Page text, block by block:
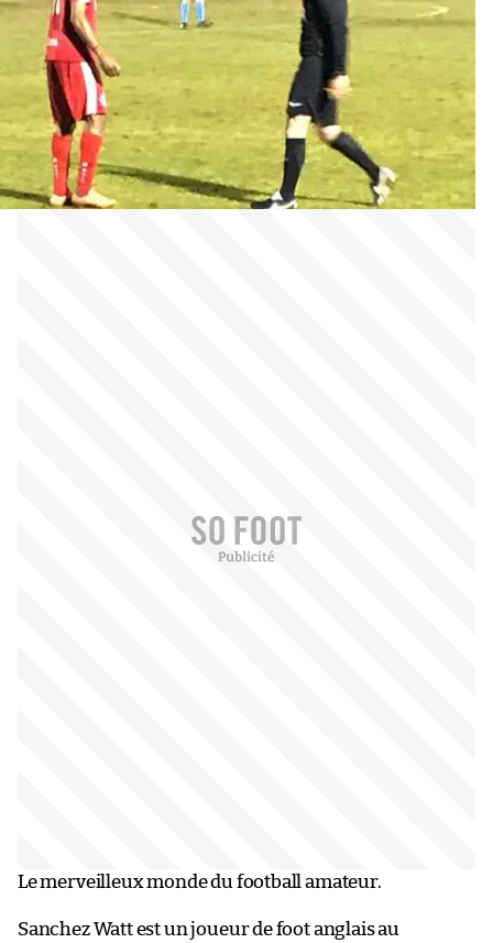
Le merveilleux monde du football amateur.
Sanchez Watt est un joueur de foot anglais au